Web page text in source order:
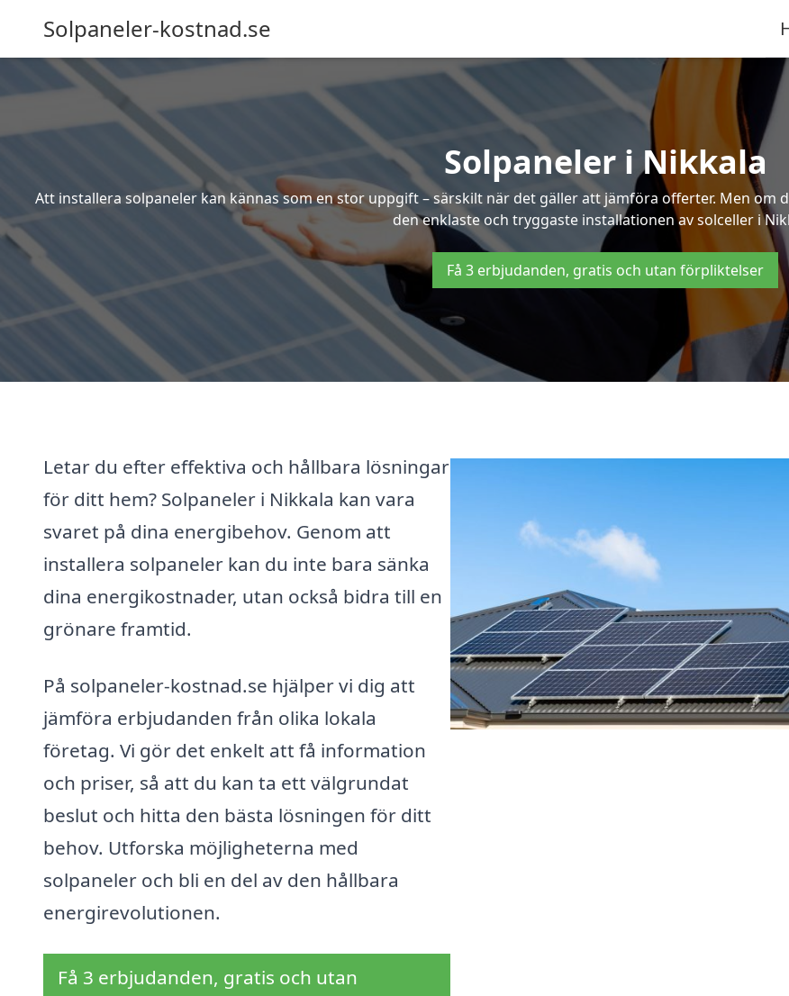
Solpaneler-kostnad.se
Solpaneler i Nikkala
Att installera solpaneler kan kännas som en stor uppgift – särskilt när det gäller att jämföra offerter. Men
den enklaste och tryggaste installationen av solceller i
Få 3 erbjudanden, gratis och utan förpliktelser
Letar du efter effektiva och hållbara lösningar
för ditt hem? Solpaneler i Nikkala kan vara
svaret på dina energibehov. Genom att
installera solpaneler kan du inte bara sänka
dina energikostnader, utan också bidra till en
grönare framtid.
På solpaneler-kostnad.se hjälper vi dig att
jämföra erbjudanden från olika lokala
företag. Vi gör det enkelt att få information
och priser, så att du kan ta ett välgrundat
beslut och hitta den bästa lösningen för ditt
behov. Utforska möjligheterna med
solpaneler och bli en del av den hållbara
energirevolutionen.
Få 3 erbjudanden, gratis och utan